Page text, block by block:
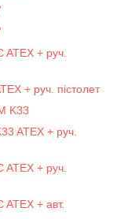
+ руч.
+ руч. пістолет
K33
ATEX + руч.
+ руч.
+ авт.